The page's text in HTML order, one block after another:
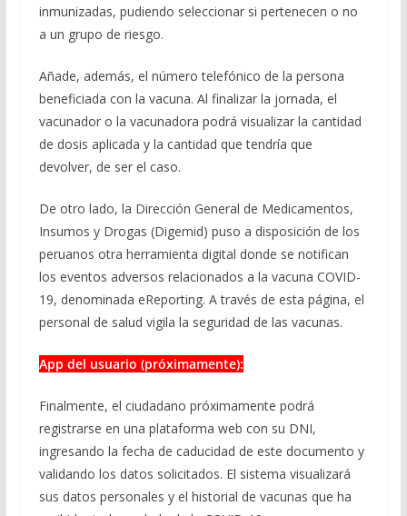
inmunizadas, pudiendo seleccionar si pertenecen o no
a un grupo de riesgo.
Añade, además, el número telefónico de la persona
beneficiada con la vacuna. Al finalizar la jornada, el
vacunador o la vacunadora podrá visualizar la cantidad
de dosis aplicada y la cantidad que tendría que
devolver, de ser el caso.
De otro lado, la Dirección General de Medicamentos,
Insumos y Drogas (Digemid) puso a disposición de los
peruanos otra herramienta digital donde se notifican
los eventos adversos relacionados a la vacuna COVID-
19, denominada eReporting. A través de esta página, el
personal de salud vigila la seguridad de las vacunas.
App del usuario (próximamente):
Finalmente, el ciudadano próximamente podrá
registrarse en una plataforma web con su DNI,
ingresando la fecha de caducidad de este documento y
validando los datos solicitados. El sistema visualizará
sus datos personales y el historial de vacunas que ha